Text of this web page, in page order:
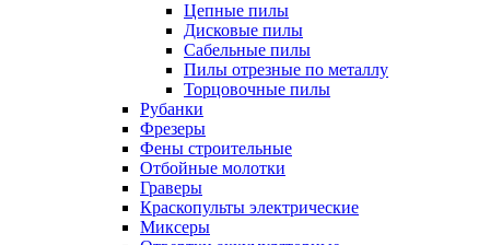
Цепные пилы
Дисковые пилы
Сабельные пилы
Пилы отрезные по металлу
Торцовочные пилы
Рубанки
Фрезеры
Фены строительные
Отбойные молотки
Граверы
Краскопульты электрические
Миксеры